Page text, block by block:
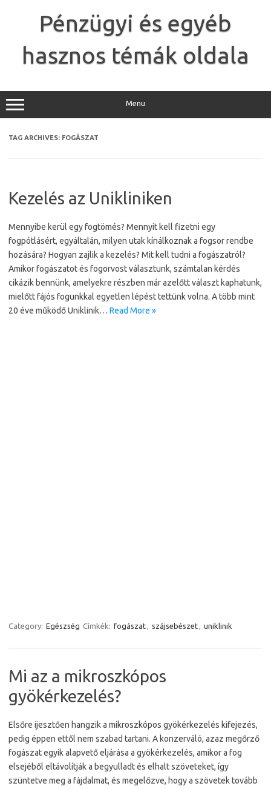
Pénzügyi és egyéb
hasznos témák oldala
Menu
TAG ARCHIVES: FOGÁSZAT
Kezelés az Unikliniken
Mennyibe kerül egy fogtömés? Mennyit kell fizetni egy
fogpótlásért, egyáltalán, milyen utak kínálkoznak a fogsor rendbe
hozására? Hogyan zajlik a kezelés? Mit kell tudni a fogászatról?
Amikor fogászatot és fogorvost választunk, számtalan kérdés
cikázik bennünk, amelyekre részben már azelőtt választ kaphatunk,
mielőtt fájós fogunkkal egyetlen lépést tettünk volna. A több mint
20 éve működő Uniklinik… Read More »
Category: Egészség Címkék: fogászat, szájsebészet, uniklinik
Mi az a mikroszkópos
gyökérkezelés?
Elsőre ijesztően hangzik a mikroszkópos gyökérkezelés kifejezés,
pedig éppen ettől nem szabad tartani. A konzerváló, azaz megőrző
fogászat egyik alapvető eljárása a gyökérkezelés, amikor a fog
elsejéből eltávolítják a begyulladt és elhalt szöveteket, így
szüntetve meg a fájdalmat, és megelőzve, hogy a szövetek tovább